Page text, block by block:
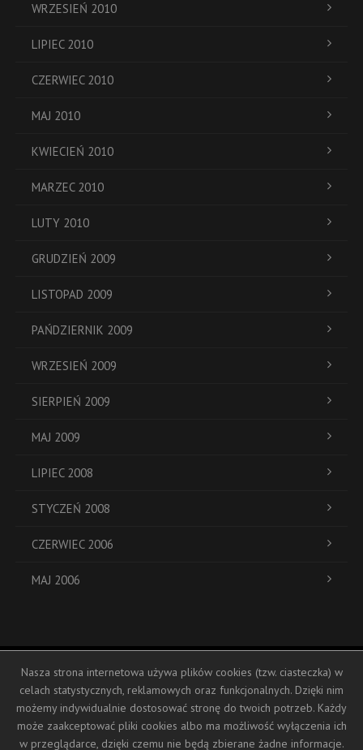
WRZESIEŃ 2010
LIPIEC 2010
CZERWIEC 2010
MAJ 2010
KWIECIEŃ 2010
MARZEC 2010
LUTY 2010
GRUDZIEŃ 2009
LISTOPAD 2009
PAŃDZIERNIK 2009
WRZESIEŃ 2009
SIERPIEŃ 2009
MAJ 2009
LIPIEC 2008
STYCZEŃ 2008
CZERWIEC 2006
MAJ 2006
ul. Dukatów 19a
+48 793 104 388
biuro@hostessy-inplus.pl
fb.com/inplus
Nasza strona internetowa używa plików cookies (tzw. ciasteczka) w
celach statystycznych, reklamowych oraz funkcjonalnych. Dzięki nim
możemy indywidualnie dostosować stronę do twoich potrzeb. Każdy
może zaakceptować pliki cookies albo ma możliwość wyłączenia ich
w przeglądarce, dzięki czemu nie będą zbierane żadne informacje.